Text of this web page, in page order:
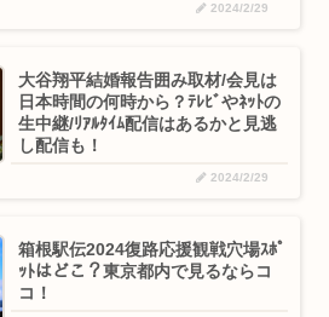
2024/2/29
大谷翔平結婚報告囲み取材/会見は
日本時間の何時から？ﾃﾚﾋﾞやﾈｯﾄの
生中継/ﾘｱﾙﾀｲﾑ配信はあるかと見逃
し配信も！
2024/2/29
箱根駅伝2024復路応援観戦穴場ｽﾎﾟ
ｯﾄはどこ？東京都内で見るならコ
コ！